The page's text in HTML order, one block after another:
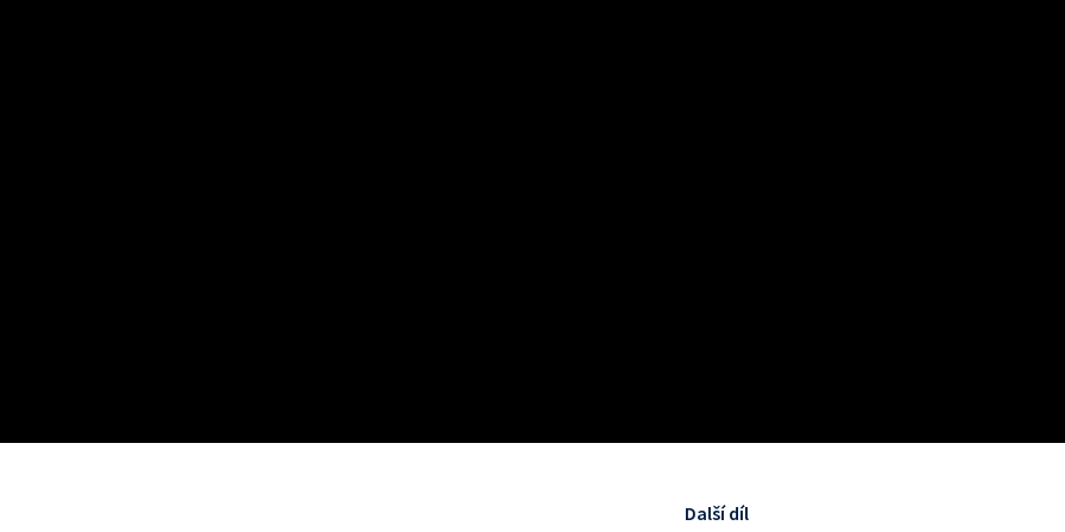
Další díl